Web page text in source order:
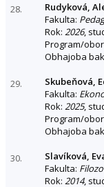
28.
Rudyková,
Fakulta:
Rok: 2026,
Program/obor
Obhajoba
29.
Skubeňová,
Fakulta:
Rok: 2025,
Program/obor
Obhajoba
30.
Slavíková,
Fakulta:
Rok: 2014,